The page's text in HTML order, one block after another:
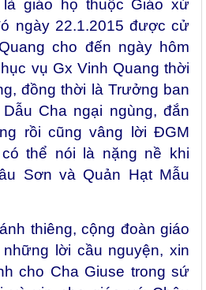
là giáo họ thuộc Giáo xứ
ngày 22.1.2015 được cử
cho đến ngày hôm
vụ Gx Vinh Quang thời
đồng thời là Trưởng ban
Cha ngại ngùng, đắn
rồi cũng vâng lời ĐGM
thể nói là nặng nề khi
Sơn và Quản Hạt Mẫu
thiêng, cộng đoàn giáo
lời cầu nguyện, xin
cho Cha Giuse trong sứ